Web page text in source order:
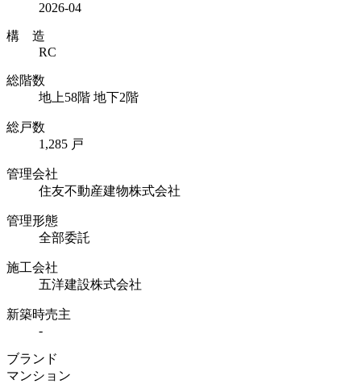
2026-04
構 造
RC
総階数
地上58階 地下2階
総戸数
1,285 戸
管理会社
住友不動産建物株式会社
管理形態
全部委託
施工会社
五洋建設株式会社
新築時売主
-
ブランド
マンション